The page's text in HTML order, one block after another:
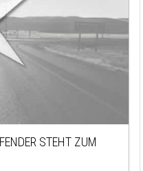
STEHT ZUM